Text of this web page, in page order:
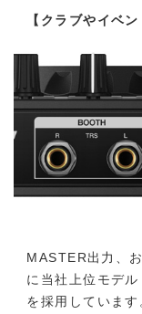
【クラブやイベ
MASTER出力、
に当社上位モデ
を採用していま